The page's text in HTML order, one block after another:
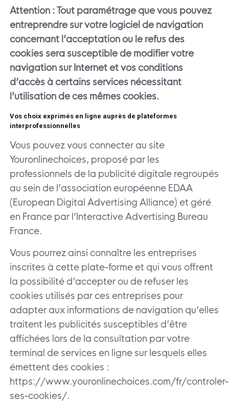
Attention : Tout paramétrage que vous pouvez
entreprendre sur votre logiciel de navigation
concernant l’acceptation ou le refus des
cookies sera susceptible de modifier votre
navigation sur Internet et vos conditions
d’accès à certains services nécessitant
l’utilisation de ces mêmes cookies.
Vos choix exprimés en ligne auprès de plateformes
interprofessionnelles
Vous pouvez vous connecter au site
Youronlinechoices, proposé par les
professionnels de la publicité digitale regroupés
au sein de l’association européenne EDAA
(European Digital Advertising Alliance) et géré
en France par l’Interactive Advertising Bureau
France.
Vous pourrez ainsi connaître les entreprises
inscrites à cette plate-forme et qui vous offrent
la possibilité d’accepter ou de refuser les
cookies utilisés par ces entreprises pour
adapter aux informations de navigation qu’elles
traitent les publicités susceptibles d’être
affichées lors de la consultation par votre
terminal de services en ligne sur lesquels elles
émettent des cookies :
https://www.youronlinechoices.com/fr/controler-
ses-cookies/.